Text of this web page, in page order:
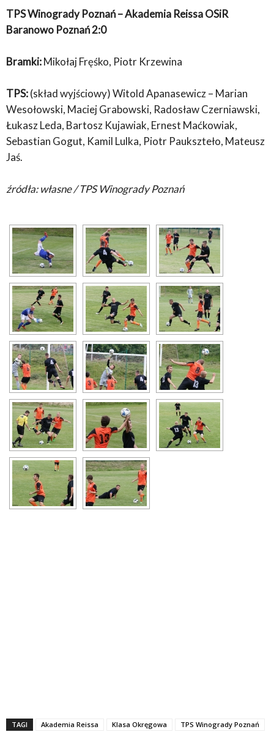
TPS Winogrady Poznań – Akademia Reissa OSiR
Baranowo Poznań 2:0
Bramki:Mikołaj Fręśko, Piotr Krzewina
TPS:(skład wyjściowy) Witold Apanasewicz – Marian
Wesołowski, Maciej Grabowski, Radosław Czerniawski,
Łukasz Leda, Bartosz Kujawiak, Ernest Maćkowiak,
Sebastian Gogut, Kamil Lulka, Piotr Paukszteło, Mateusz
Jaś.
źródła: własne / TPS Winogrady Poznań
TAGI Akademia Reissa Klasa Okręgowa TPS Winogrady Poznań